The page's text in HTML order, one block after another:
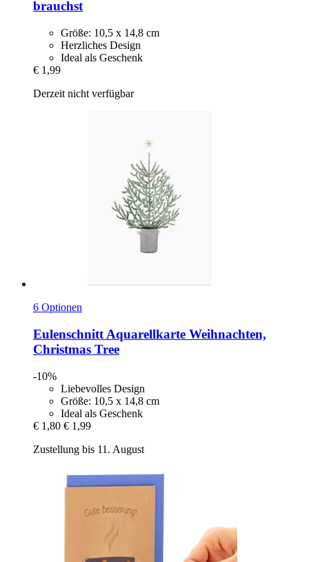
brauchst
Größe: 10,5 x 14,8 cm
Herzliches Design
Ideal als Geschenk
€ 1,99
Derzeit nicht verfügbar
6 Optionen
Eulenschnitt Aquarellkarte Weihnachten,
Christmas Tree
-10%
Liebevolles Design
Größe: 10,5 x 14,8 cm
Ideal als Geschenk
€ 1,80 € 1,99
Zustellung bis 11. August